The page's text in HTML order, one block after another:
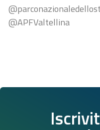
@APFValtellina